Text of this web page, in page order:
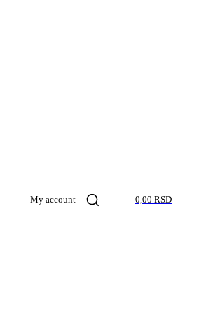
My account 0,00 RSD